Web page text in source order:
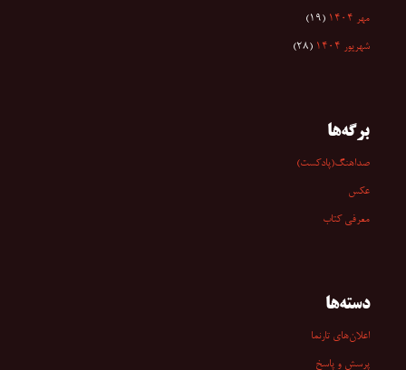
مهر ۱۴۰۴ (۱۹)
شهریور ۱۴۰۴ (۲۸)
برگه‌ها
صداهنگ(پادکست)
عکس
معرفی کتاب
دسته‌ها
اعلان‌های تارنما
پرسش و پاسخ